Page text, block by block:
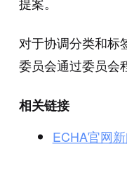
对于协调分类和标
委员会通过委员会
相关链接
ECHA官网